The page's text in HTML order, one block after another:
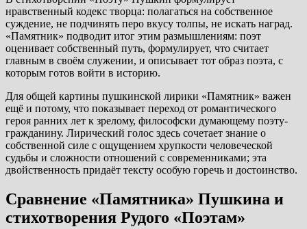
нравственный кодекс творца: полагаться на собственное
суждение, не подчинять перо вкусу толпы, не искать наград.
«Памятник» подводит итог этим размышлениям: поэт
оценивает собственный путь, формулирует, что считает
главным в своём служении, и описывает тот образ поэта, с
которым готов войти в историю.
Для общей картины пушкинской лирики «Памятник» важен
ещё и потому, что показывает переход от романтического
героя ранних лет к зрелому, философски думающему поэту-
гражданину. Лирический голос здесь сочетает знание о
собственной силе с ощущением хрупкости человеческой
судьбы и сложности отношений с современниками; эта
двойственность придаёт тексту особую горечь и достоинство.
Сравнение «Памятника» Пушкина и
стихотворения Рудого «Поэтам»